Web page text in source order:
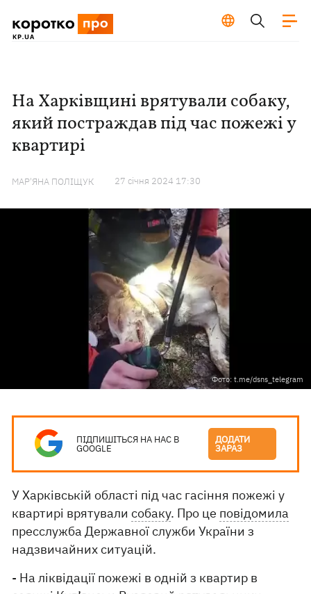
На Харківщині врятували собаку,
який постраждав під час пожежі у
квартирі
МАР'ЯНА ПОЛІЩУК 27 сiчня 2024 17:30
Фото: t.me/dsns_telegram
ПІДПИШІТЬСЯ НА НАС В
GOOGLE
ДОДАТИ
ЗАРАЗ
У Харківській області під час гасіння пожежі у
квартирі врятувалисобаку. Про це повідомила
пресслужба Державної служби України з
надзвичайних ситуацій.
- На ліквідації пожежі в одній з квартир в